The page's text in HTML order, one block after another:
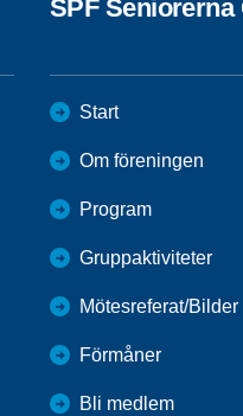
SPF Seniorerna
Start
Om föreningen
Program
Gruppaktiviteter
Mötesreferat/Bilder
Förmåner
Bli medlem